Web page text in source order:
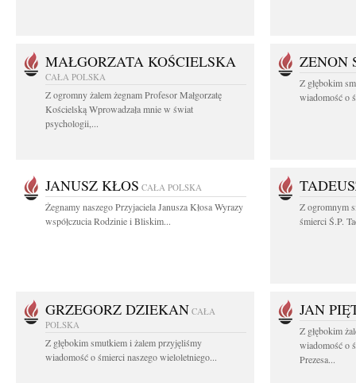
MAŁGORZATA KOŚCIELSKA
CAŁA POLSKA
Z ogromny żalem żegnam Profesor Małgorzatę
Kościelską Wprowadzała mnie w świat
psychologii,...
ZENON
Z głębokim
wiadomość o
JANUSZ KŁOS CAŁA POLSKA
Żegnamy naszego Przyjaciela Janusza Kłosa Wyrazy
współczucia Rodzinie i Bliskim...
Z ogromnym
śmierci Ś.P.
GRZEGORZ DZIEKAN CAŁA
POLSKA
Z głębokim smutkiem i żalem przyjęliśmy
wiadomość o śmierci naszego wieloletniego...
JAN
Z głębokim
wiadomość o
Prezesa...